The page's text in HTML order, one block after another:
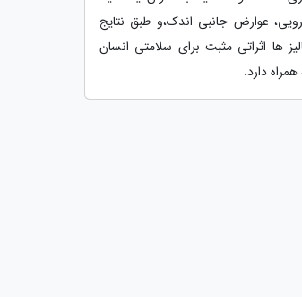
عوارض جانبی اندک،و طبق نتایج
ها اثراتی مثبت برای سلامتی انسان
همراه دارد.